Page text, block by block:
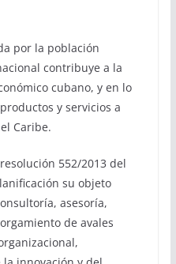
por la población
contribuye a la
cubano, y en lo
y servicios a
Caribe.
552/2013 del
su objeto
asesoría,
de avales